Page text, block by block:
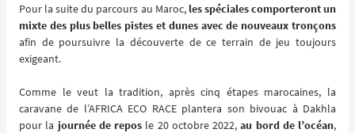
Pour la suite du parcours au Maroc, les spéciales comporteront un
mixte des plus belles pistes et dunes avec de nouveaux tronçons
afin de poursuivre la découverte de ce terrain de jeu toujours
exigeant.
Comme le veut la tradition, après cinq étapes marocaines, la
caravane de l’AFRICA ECO RACE plantera son bivouac à Dakhla
pour la journée de repos le 20 octobre 2022,au bord de l’océan,